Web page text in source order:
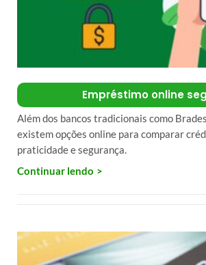
Empréstimo online
Além dos bancos tradicionais como
existem opções online para comparar
praticidade e segurança.
Continuar lendo